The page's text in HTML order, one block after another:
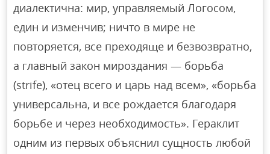
диалектична: мир, управляемый Логосом,
един и изменчив; ничто в мире не
повторяется, все преходяще и безвозвратно,
а главный закон мироздания — борьба
(strife), «отец всего и царь над всем», «борьба
универсальна, и все рождается благодаря
борьбе и через необходимость». Гераклит
одним из первых объяснил сущность любой